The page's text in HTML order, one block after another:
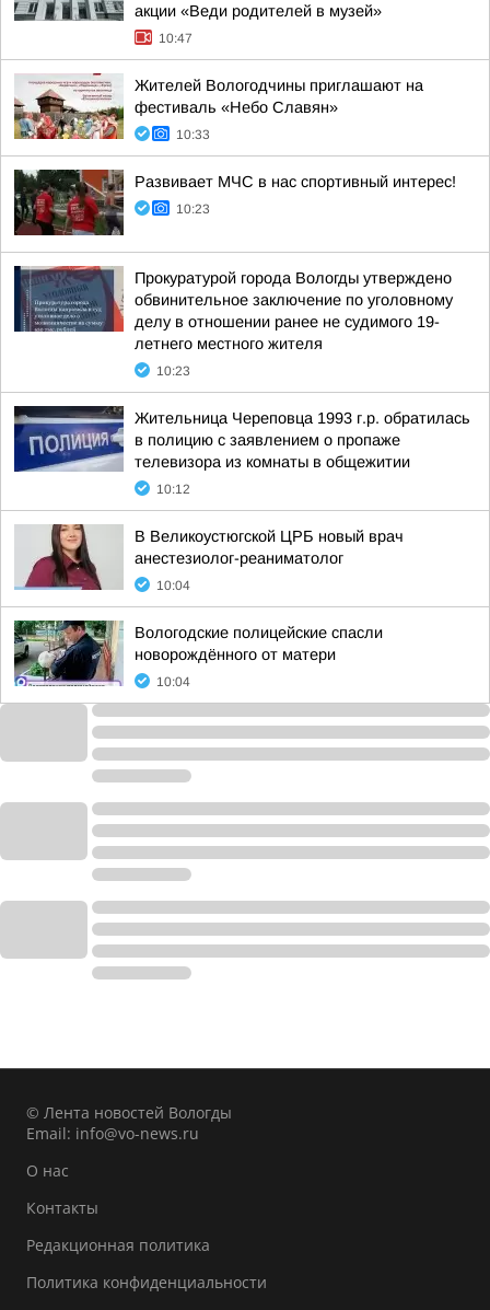
акции «Веди родителей в музей»
10:47
Жителей Вологодчины приглашают на
фестиваль «Небо Славян»
10:33
Развивает МЧС в нас спортивный интерес!
10:23
Прокуратурой города Вологды утверждено
обвинительное заключение по уголовному
делу в отношении ранее не судимого 19-
летнего местного жителя
10:23
Жительница Череповца 1993 г.р. обратилась
в полицию с заявлением о пропаже
телевизора из комнаты в общежитии
10:12
В Великоустюгской ЦРБ новый врач
анестезиолог-реаниматолог
10:04
Вологодские полицейские спасли
новорождённого от матери
10:04
© Лента новостей Вологды
Email: info@vo-news.ru
О нас
Контакты
Редакционная политика
Политика конфиденциальности